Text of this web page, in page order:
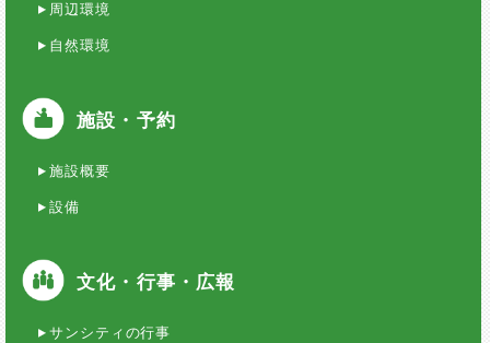
周辺環境
自然環境
施設・予約
施設概要
設備
文化・行事・広報
サンシティの行事